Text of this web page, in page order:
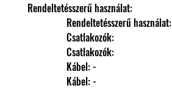
Rendeltetésszerű használat:
                Rendeltetésszerű használat:
                Csatlakozók:
                Csatlakozók:
                Kábel: -
                Kábel: -